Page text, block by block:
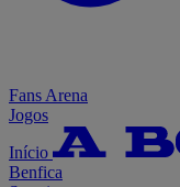
Fans Arena
Jogos
Início
Benfica